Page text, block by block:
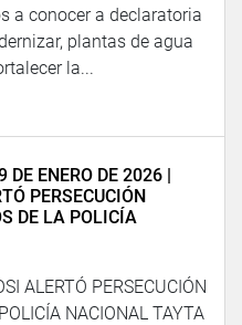
a conocer a declaratoria
plantas de agua
la...
ENERO DE 2026 |
PERSECUCIÓN
DE LA POLICÍA
ALERTÓ PERSECUCIÓN
NACIONAL TAYTA